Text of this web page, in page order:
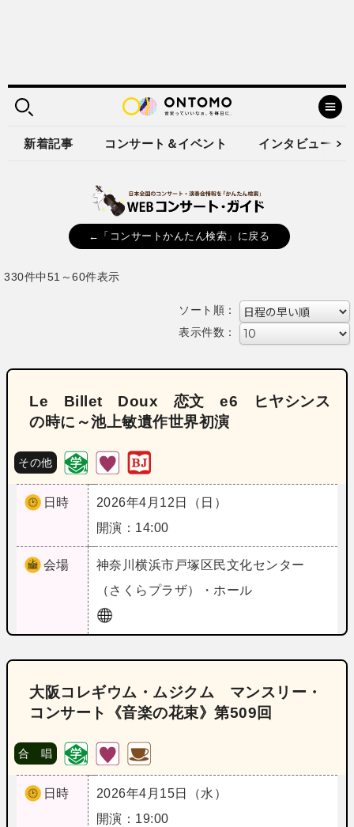
新着記事 コンサート＆イベント インタビュー
←「コンサートかんたん検索」に戻る
330件中51～60件表示
ソート順：
表示件数：
Le Billet Doux 恋文 e6 ヒヤシンス
の時に～池上敏遺作世界初演
その他
日時
2026年4月12日（日）
開演：14:00
会場 神奈川横浜市戸塚区民文化センター
（さくらプラザ）・ホール
大阪コレギウム・ムジクム マンスリー・
コンサート《音楽の花束》第509回
合 唱
日時
2026年4月15日（水）
開演：19:00